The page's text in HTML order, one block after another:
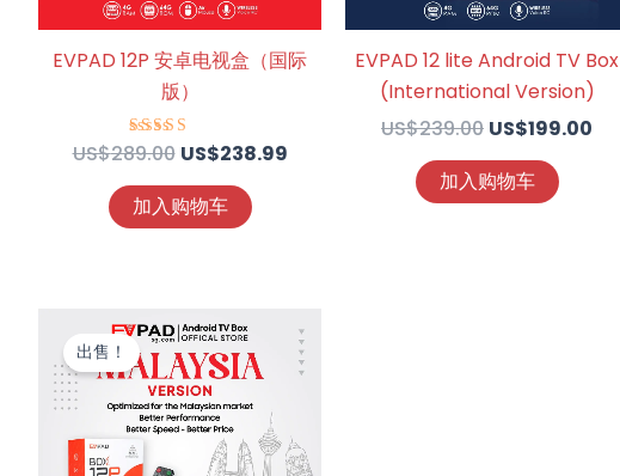
EVPAD 12P 安卓电视盒（国际
版）
评分
4.57
US$289.00 US$238.99
加入购物车
EVPAD 12 lite Android TV Box
(International Version)
US$239.00 US$199.00
加入购物车
出售！
原
价
为：
US$259.00。
前
价
US$165.00。